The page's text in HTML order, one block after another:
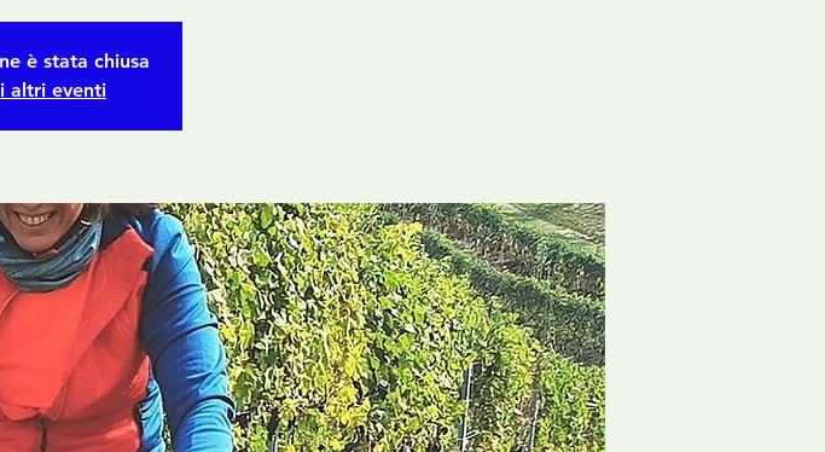
è stata chiusa
altri eventi